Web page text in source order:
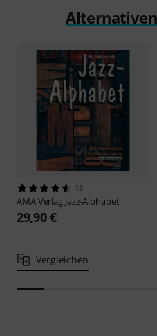
15
AMA Verlag Jazz-Alphabet
29,90 €
Vergleichen